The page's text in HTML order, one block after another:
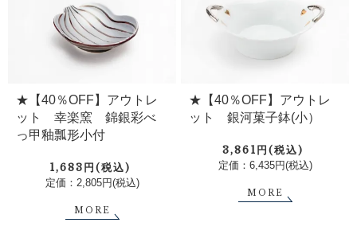
★【40％OFF】アウトレ
ット 幸楽窯 錦銀彩べ
っ甲釉瓢形小付
1,683円(税込)
定価：2,805円(税込)
MORE
★【40％OFF】アウトレ
ット 銀河菓子鉢(小）
3,861円(税込)
定価：6,435円(税込)
MORE